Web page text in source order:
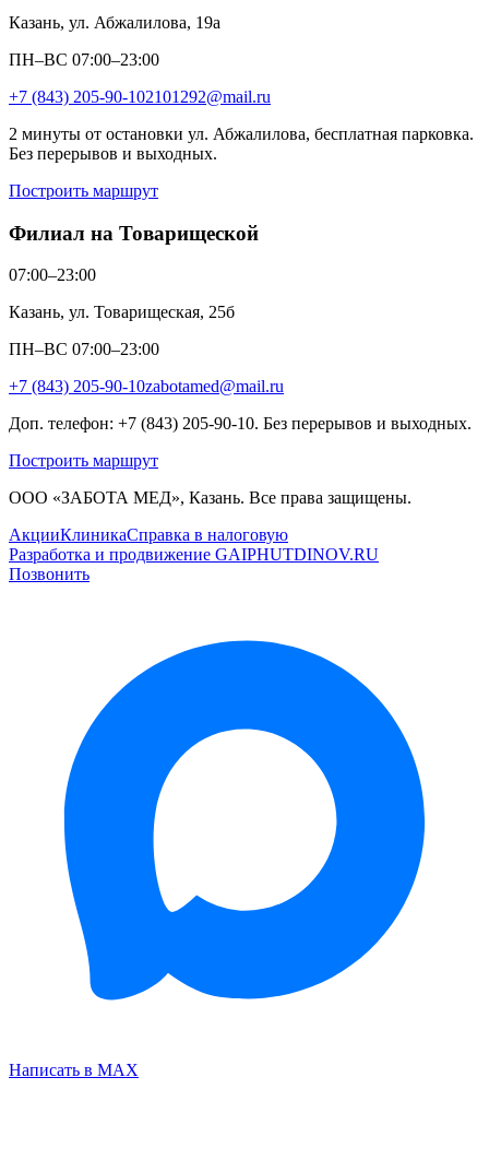
Казань, ул. Абжалилова, 19а
ПН–ВС 07:00–23:00
+7 (843) 205-90-102101292@mail.ru
2 минуты от остановки ул. Абжалилова, бесплатная парковка.
Без перерывов и выходных.
Построить маршрут
Филиал на Товарищеской
07:00–23:00
Казань, ул. Товарищеская, 25б
ПН–ВС 07:00–23:00
+7 (843) 205-90-10zabotamed@mail.ru
Доп. телефон: +7 (843) 205-90-10. Без перерывов и выходных.
Построить маршрут
ООО «ЗАБОТА МЕД», Казань. Все права защищены.
АкцииКлиникаСправка в налоговую
Разработка и продвижение GAIPHUTDINOV.RU
Позвонить
Написать в MAX